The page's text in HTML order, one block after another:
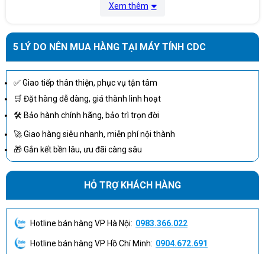
Thiết kế tối giản với màu bạc thanh lịch cùng những đường nét
tinh tế. Góc cạnh được vát mỏng và được gia công tỉ mỉ đến từng
Xem thêm
5 LÝ DO NÊN MUA HÀNG TẠI MÁY TÍNH CDC
✅ Giao tiếp thân thiện, phục vụ tận tâm
🛒 Đặt hàng dễ dàng, giá thành linh hoạt
🛠 Bảo hành chính hãng, bảo trì trọn đời
🚀 Giao hàng siêu nhanh, miễn phí nội thành
🎁 Gắn kết bền lâu, ưu đãi càng sâu
HỖ TRỢ KHÁCH HÀNG
Hotline bán hàng VP Hà Nội: 0983.366.022
Hotline bán hàng VP Hồ Chí Minh: 0904.672.691